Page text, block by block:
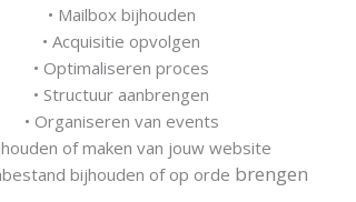
• Mailbox bijhouden
• Acquisitie opvolgen
• Optimaliseren proces
• Structuur aanbrengen
• Organiseren van events
of maken van jouw website
bijhouden of op orde brengen